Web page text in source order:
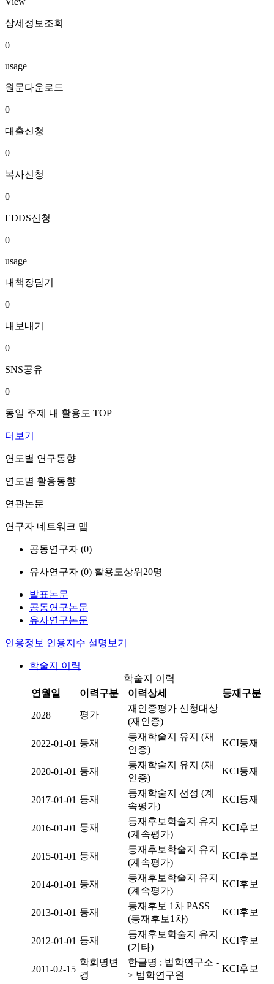
상세정보조회
0
usage
원문다운로드
0
대출신청
0
복사신청
0
EDDS신청
0
usage
내책장담기
0
내보내기
0
SNS공유
0
동일 주제 내 활용도 TOP
더보기
연도별 연구동향
연도별 활용동향
연관논문
연구자 네트워크 맵
공동연구자 (0)
유사연구자 (0) 활용도상위20명
발표논문
공동연구논문
유사연구논문
인용정보 인용지수 설명보기
학술지 이력
학술지 이력
연월일
이력구분 이력상세 등재구분
2028 평가
재인증평가 신청대상
(재인증)
2022-01-01 등재
등재학술지 유지 (재
인증)
KCI등재
2020-01-01 등재
등재학술지 유지 (재
인증)
KCI등재
2017-01-01 등재
등재학술지 선정 (계
속평가)
KCI등재
2016-01-01 등재
등재후보학술지 유지
(계속평가)
KCI후보
2015-01-01 등재
등재후보학술지 유지
(계속평가)
KCI후보
2014-01-01 등재
등재후보학술지 유지
(계속평가)
KCI후보
2013-01-01 등재
등재후보 1차 PASS
(등재후보1차)
KCI후보
2012-01-01 등재
등재후보학술지 유지
(기타)
KCI후보
2011-02-15
학회명변
경
한글명 : 법학연구소 -
> 법학연구원
KCI후보